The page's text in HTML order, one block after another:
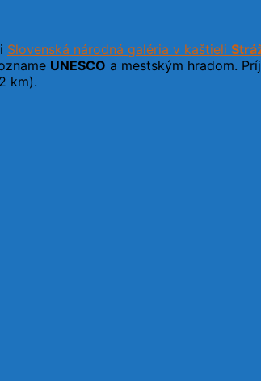
Slovenská národná galéria v kaštieli
UNESCO a mestským hradom.
km).